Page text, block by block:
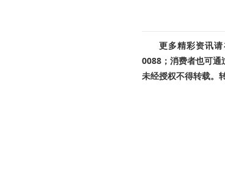
更多精彩资讯
0088；消费者也可通
未经授权不得转载。